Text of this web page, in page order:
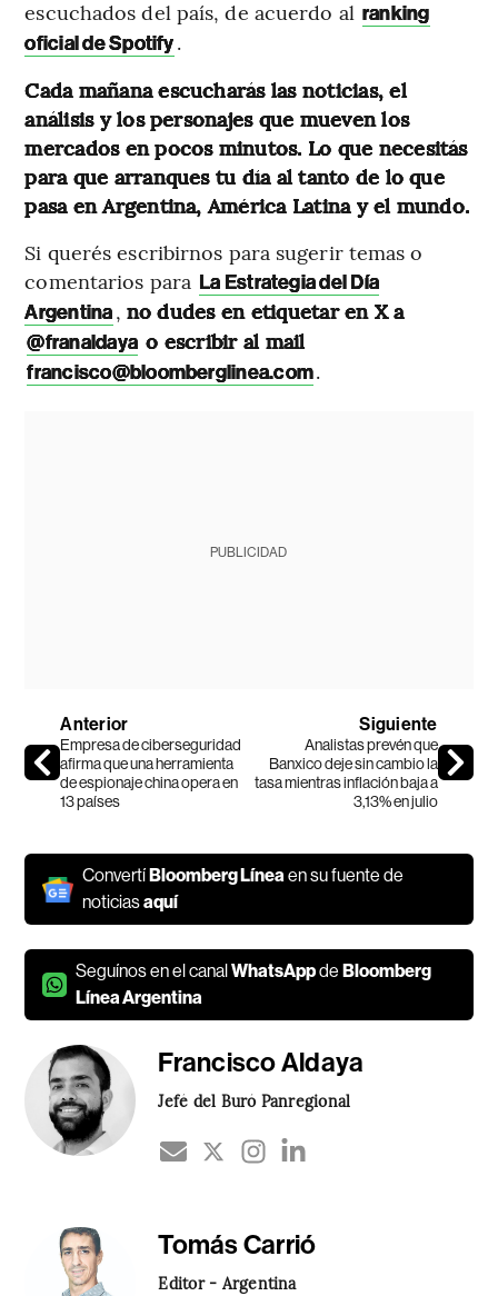
escuchados del país, de acuerdo al ranking
oficial de Spotify.
Cada mañana escucharás las noticias, el
análisis y los personajes que mueven los
mercados en pocos minutos. Lo que necesitás
para que arranques tu día al tanto de lo que
pasa en Argentina, América Latina y el mundo.
Si querés escribirnos para sugerir temas o
comentarios para La Estrategia del Día
Argentina, no dudes en etiquetar en X a
@franaldaya o escribir al mail
francisco@bloomberglinea.com.
PUBLICIDAD
Anterior
Empresa de ciberseguridad
afirma que una herramienta
de espionaje china opera en
13 países
Siguiente
Analistas prevén que
Banxico deje sin cambio la
tasa mientras inflación baja a
3,13% en julio
Convertí Bloomberg Líneaen su fuente de
noticiasaquí
Seguínos en el canalWhatsAppde Bloomberg
Línea Argentina
Francisco Aldaya
Jefé del Buró Panregional
Tomás Carrió
Editor - Argentina